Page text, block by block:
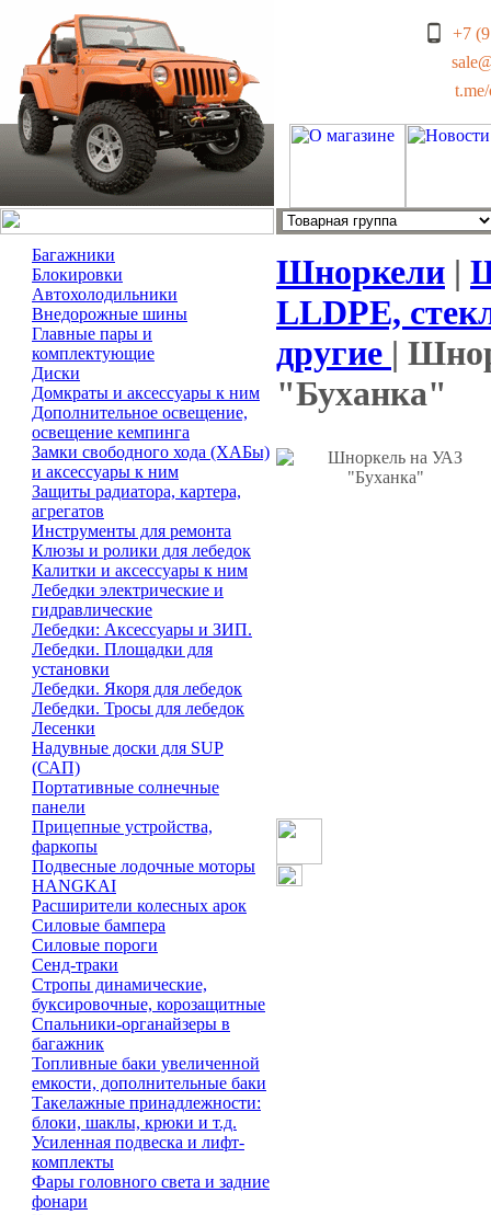
+7
Багажники
Блокировки
Автохолодильники
Внедорожные шины
Главные пары и
комплектующие
Диски
Домкраты и аксессуары к ним
Дополнительное освещение,
освещение кемпинга
Замки свободного хода (ХАБы)
и аксессуары к ним
Защиты радиатора, картера,
агрегатов
Инструменты для ремонта
Клюзы и ролики для лебедок
Калитки и аксессуары к ним
Лебедки электрические и
гидравлические
Лебедки: Аксессуары и ЗИП.
Лебедки. Площадки для
установки
Лебедки. Якоря для лебедок
Лебедки. Тросы для лебедок
Лесенки
Надувные доски для SUP
(САП)
Портативные солнечные
панели
Прицепные устройства,
фаркопы
Подвесные лодочные моторы
HANGKAI
Расширители колесных арок
Силовые бампера
Силовые пороги
Сенд-траки
Стропы динамические,
буксировочные, корозащитные
Спальники-органайзеры в
багажник
Топливные баки увеличенной
емкости, дополнительные баки
Такелажные принадлежности:
блоки, шаклы, крюки и т.д.
Усиленная подвеска и лифт-
комплекты
Фары головного света и задние
фонари
Шноркели |
LLDPE,
другие |
"Буханка"